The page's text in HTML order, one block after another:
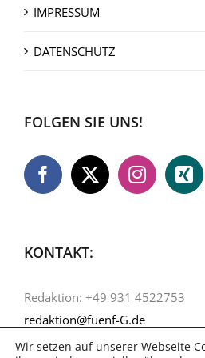
IMPRESSUM
DATENSCHUTZ
FOLGEN SIE UNS!
KONTAKT:
Redaktion: +49 931 4522753
redaktion@fuenf-G.de
Wir setzen auf unserer Webseite